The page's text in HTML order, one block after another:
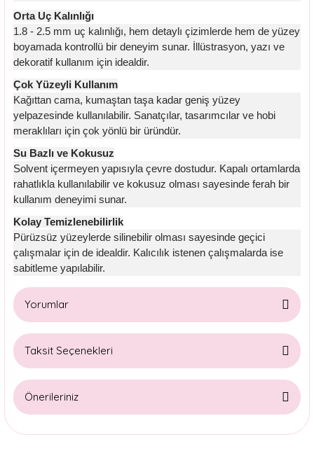
Orta Uç Kalınlığı
1.8 - 2.5 mm uç kalınlığı, hem detaylı çizimlerde hem de yüzey
boyamada kontrollü bir deneyim sunar. İllüstrasyon, yazı ve
dekoratif kullanım için idealdir.
Çok Yüzeyli Kullanım
Kağıttan cama, kumaştan taşa kadar geniş yüzey
yelpazesinde kullanılabilir. Sanatçılar, tasarımcılar ve hobi
meraklıları için çok yönlü bir üründür.
Su Bazlı ve Kokusuz
Solvent içermeyen yapısıyla çevre dostudur. Kapalı ortamlarda
rahatlıkla kullanılabilir ve kokusuz olması sayesinde ferah bir
kullanım deneyimi sunar.
Kolay Temizlenebilirlik
Pürüzsüz yüzeylerde silinebilir olması sayesinde geçici
çalışmalar için de idealdir. Kalıcılık istenen çalışmalarda ise
sabitleme yapılabilir.
Yorumlar
Taksit Seçenekleri
Önerileriniz
Bu ürünün fiyat bilgisi, resim, ürün açıklamalarında ve diğer